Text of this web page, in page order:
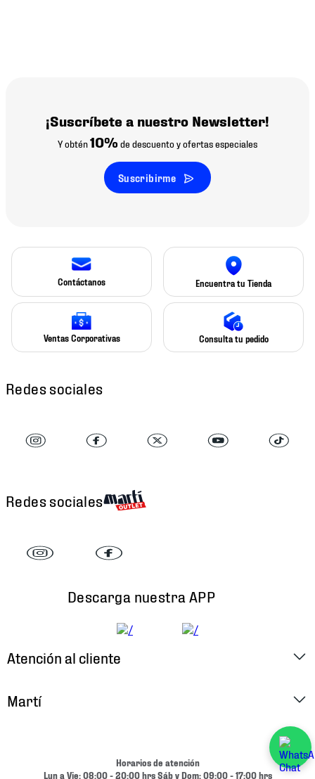
¡Suscríbete a nuestro Newsletter!
Y obtén10% de descuento y ofertas especiales
Suscribirme
Contáctanos Encuentra tu Tienda
Ventas Corporativas Consulta tu pedido
Redes sociales
Redes sociales
Descarga nuestra APP
Atención al cliente
Cambios y Devoluciones
Martí
Horarios de atención
Lun a Vie: 08:00 - 20:00 hrs Sáb y Dom: 09:00 - 17:00 hrs